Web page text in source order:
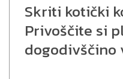
Skriti kotički
Privoščite si
dogodivščino